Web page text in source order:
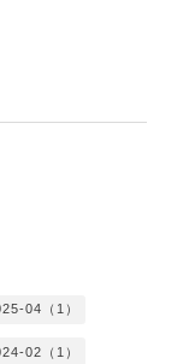
04（1）
02（1）